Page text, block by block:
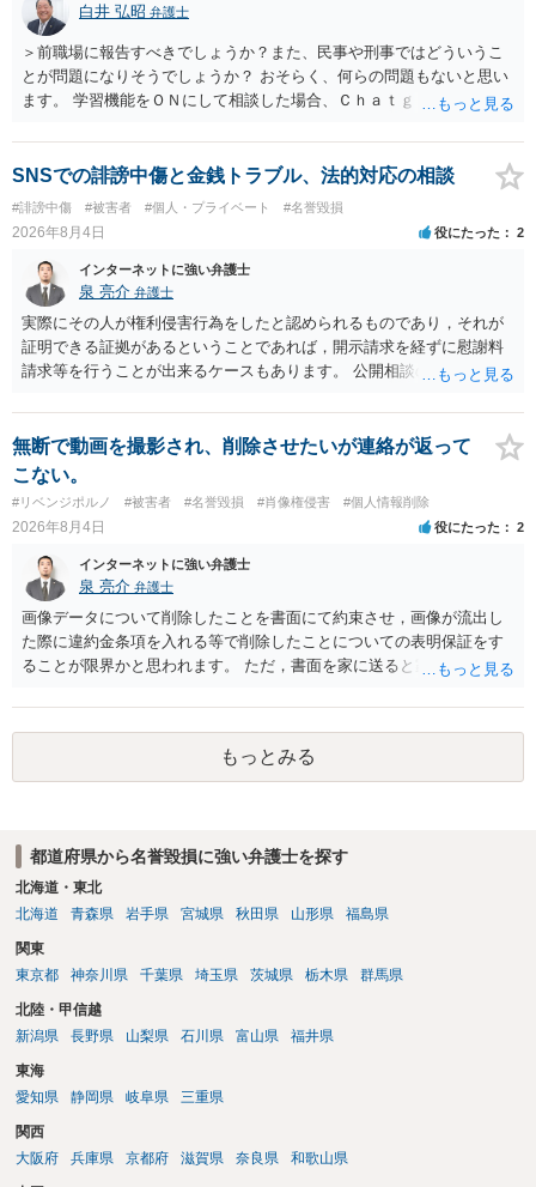
白井 弘昭 弁護士
＞前職場に報告すべきでしょうか？また、民事や刑事ではどういうこ
とが問題になりそうでしょうか？ おそらく、何らの問題もないと思い
ます。 学習機能をＯＮにして相談した場合、Ｃｈａｔｇｐｔがｏｐｅ
する可能性がありますが、個人名や会社名を特定していない限り、一
般論として抽象化されて回答に織り込まれる可能性が生じるにすぎま
せんので、その情報自体が、秘密情報に当たるとは思えませんし、名
誉棄損として、個人や会社に対する誹謗中傷の不特定多数への公開に
当たるとも思われません。 もちろん、誰がその内容をｃｈａｔｇｐｔ
に入力したかも第三者にしられることはないので、個人や会社の特定
をせずに書き込んだことで（おそらく特定して書き込んだとして
も）、相談者さんが刑事民事の責任に問われることはないでしょう。
私見ながらご参考まで。
SNSでの誹謗中傷と金銭トラブル、法的対応の相談
#誹謗中傷 #被害者 #個人・プライベート #名誉毀損
2026年8月4日 役にたった 2
インターネットに強い弁護士
泉 亮介 弁護士
実際にその人が権利侵害行為をしたと認められるものであり，それが
証明できる証拠があるということであれば，開示請求を経ずに慰謝料
請求等を行うことが出来るケースもあります。 公開相談の場では回答
に個別に相談されると良いでしょう。
無断で動画を撮影され、削除させたいが連絡が返って
こない。
#リベンジポルノ #被害者 #名誉毀損 #肖像権侵害 #個人情報削除
2026年8月4日 役にたった 2
インターネットに強い弁護士
泉 亮介 弁護士
画像データについて削除したことを書面にて約束させ，画像が流出し
た際に違約金条項を入れる等で削除したことについての表明保証をす
ることが限界かと思われます。 ただ，書面を家に送ると家族に不貞行
除等を求めることは避けたほうが良いかと思われます。
もっとみる
都道府県から名誉毀損に強い弁護士を探す
北海道・東北
北海道
青森県 岩手県 宮城県 秋田県 山形県 福島県
関東
東京都
神奈川県 千葉県 埼玉県 茨城県 栃木県 群馬県
北陸・甲信越
新潟県
長野県 山梨県 石川県 富山県 福井県
東海
愛知県
静岡県 岐阜県 三重県
関西
大阪府
兵庫県 京都府 滋賀県 奈良県 和歌山県